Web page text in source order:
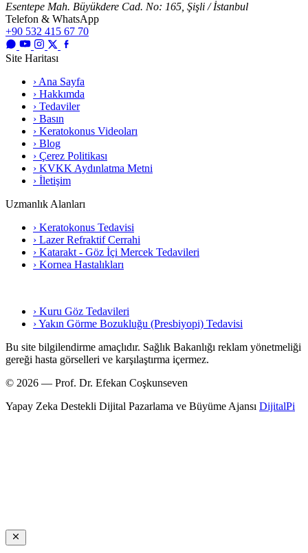
Esentepe Mah. Büyükdere Cad. No: 165, Şişli / İstanbul
Telefon & WhatsApp
+90 532 415 67 70
Site Haritası
› Ana Sayfa
› Hakkımda
› Tedaviler
› Basın
› Keratokonus Videoları
› Blog
› Çerez Politikası
› KVKK Aydınlatma Metni
› İletişim
Uzmanlık Alanları
› Keratokonus Tedavisi
› Lazer Refraktif Cerrahi
› Katarakt - Göz İçi Mercek Tedavileri
› Kornea Hastalıkları
› Kuru Göz Tedavileri
› Yakın Görme Bozukluğu (Presbiyopi) Tedavisi
Bu site bilgilendirme amaçlıdır. Sağlık Bakanlığı reklam yönetmeliği
gereği hasta görselleri ve karşılaştırma içermez.
© 2026 — Prof. Dr. Efekan Coşkunseven
Yapay Zeka Destekli Dijital Pazarlama ve Büyüme Ajansı DijitalPi